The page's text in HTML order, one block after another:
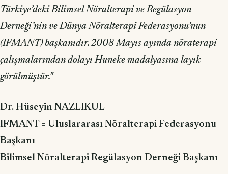
Türkiye’deki Bilimsel Nöralterapi ve Regülasyon
Derneği’nin ve Dünya Nöralterapi Federasyonu’nun
(IFMANT) başkanıdır. 2008 Mayıs ayında nöraterapi
çalışmalarından dolayı Huneke madalyasına layık
görülmüştür."
Dr. Hüseyin NAZLIKUL
IFMANT = Uluslararası Nöralterapi Federasyonu
Başkanı
Bilimsel Nöralterapi Regülasyon Derneği Başkanı